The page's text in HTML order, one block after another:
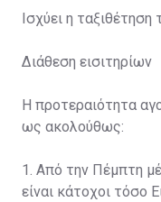
Ισχύει η
Διάθεση εισιτηρίων
Η προτεραιότητα
ως ακολούθως:
1. Από την Πέμπτη
είναι κάτοχοι τόσο